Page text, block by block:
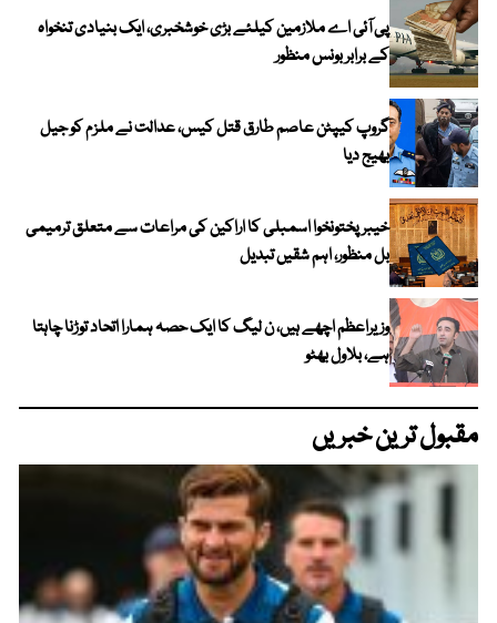
پی آئی اے ملازمین کیلئے بڑی خوشخبری، ایک بنیادی تنخواہ
کے برابر بونس منظور
گروپ کیپٹن عاصم طارق قتل کیس، عدالت نے ملزم کو جیل
بھیج دیا
خیبرپختونخوا اسمبلی کا اراکین کی مراعات سے متعلق ترمیمی
بل منظور، اہم شقیں تبدیل
وزیراعظم اچھے ہیں، ن لیگ کا ایک حصہ ہمارا اتحاد توڑنا چاہتا
ہے، بلاول بھٹو
مقبول ترین خبریں